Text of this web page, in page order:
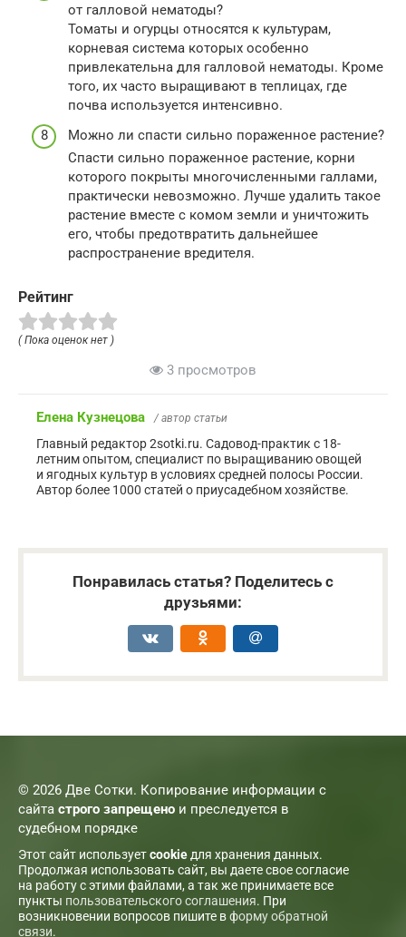
от галловой нематоды?
Томаты и огурцы относятся к культурам,
корневая система которых особенно
привлекательна для галловой нематоды. Кроме
того, их часто выращивают в теплицах, где
почва используется интенсивно.
Можно ли спасти сильно пораженное растение?
Спасти сильно пораженное растение, корни
которого покрыты многочисленными галлами,
практически невозможно. Лучше удалить такое
растение вместе с комом земли и уничтожить
его, чтобы предотвратить дальнейшее
распространение вредителя.
Рейтинг
( Пока оценок нет )
3 просмотров
Елена Кузнецова / автор статьи
Главный редактор 2sotki.ru. Садовод-практик с 18-
летним опытом, специалист по выращиванию овощей
и ягодных культур в условиях средней полосы России.
Автор более 1000 статей о приусадебном хозяйстве.
Понравилась статья? Поделитесь с
друзьями:
© 2026 Две Сотки. Копирование информации с
сайта строго запрещено и преследуется в
судебном порядке
Этот сайт используетcookieдля хранения данных.
Продолжая использовать сайт, вы даете свое согласие
на работу с этими файлами, а так же принимаете все
пункты пользовательского соглашения. При
возникновении вопросов пишите вформу обратной
связи.